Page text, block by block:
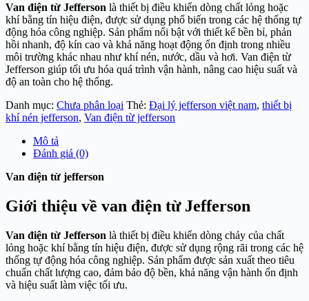
Van điện từ Jefferson là thiết bị điều khiển dòng chất lỏng hoặc
khí bằng tín hiệu điện, được sử dụng phổ biến trong các hệ thống tự
động hóa công nghiệp. Sản phẩm nổi bật với thiết kế bền bỉ, phản
hồi nhanh, độ kín cao và khả năng hoạt động ổn định trong nhiều
môi trường khác nhau như khí nén, nước, dầu và hơi. Van điện từ
Jefferson giúp tối ưu hóa quá trình vận hành, nâng cao hiệu suất và
độ an toàn cho hệ thống.
Danh mục: Chưa phân loại Thẻ: Đại lý jefferson việt nam, thiết bị
khí nén jefferson, Van điện từ jefferson
Mô tả
Đánh giá (0)
Van điện từ jefferson
Giới thiệu về van điện từ Jefferson
Van điện từ Jefferson là thiết bị điều khiển dòng chảy của chất
lỏng hoặc khí bằng tín hiệu điện, được sử dụng rộng rãi trong các hệ
thống tự động hóa công nghiệp. Sản phẩm được sản xuất theo tiêu
chuẩn chất lượng cao, đảm bảo độ bền, khả năng vận hành ổn định
và hiệu suất làm việc tối ưu.